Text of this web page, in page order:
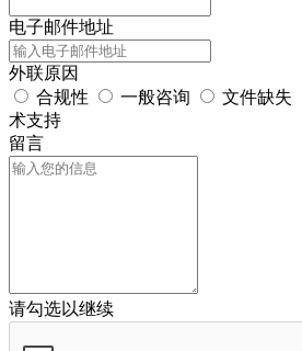
电子邮件地址
外联原因
合规性
一般咨询 文件缺失
术支持
留言
请勾选以继续